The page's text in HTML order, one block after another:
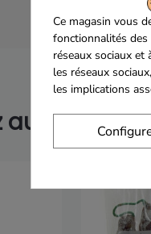
Ce magasin vous
fonctionnalités des
réseaux sociaux
les réseaux
les implications